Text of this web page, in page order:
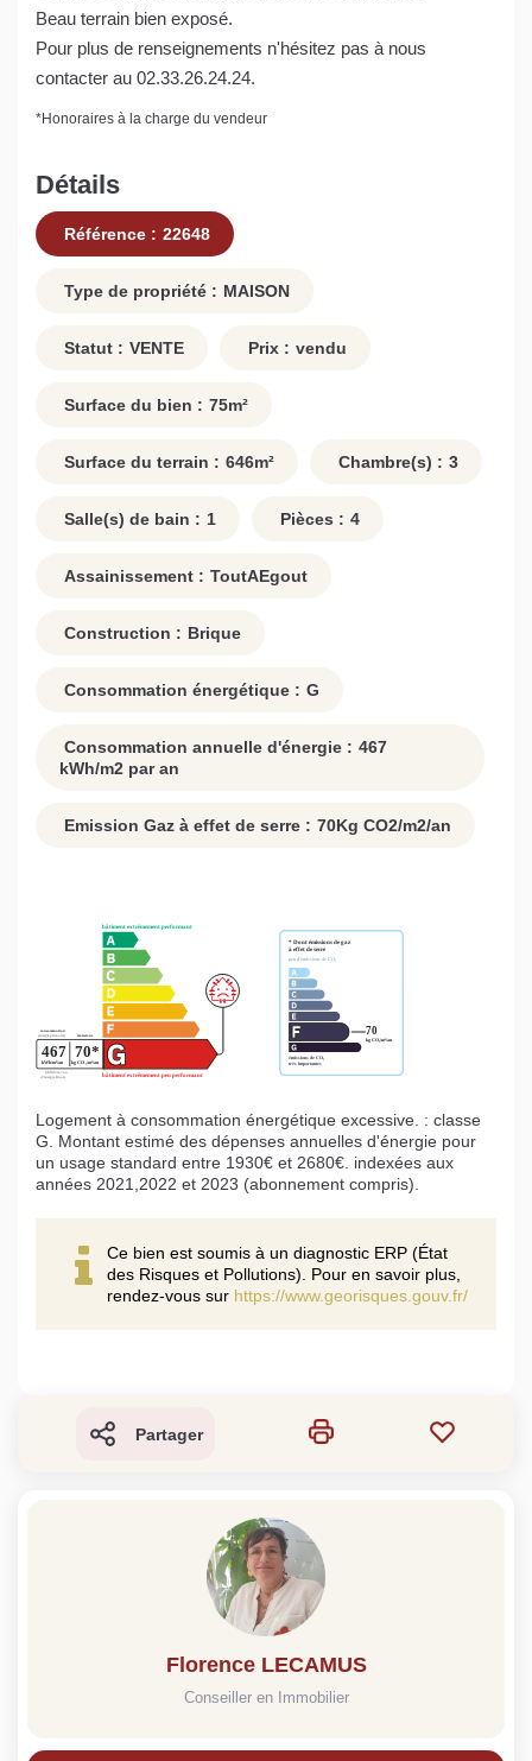
Beau terrain bien exposé.
Pour plus de renseignements n'hésitez pas à nous
contacter au 02.33.26.24.24.
*Honoraires à la charge du vendeur
Détails
Référence : 22648
Type de propriété : MAISON
Statut : VENTE Prix : vendu
Surface du bien : 75m²
Surface du terrain : 646m² Chambre(s) : 3
Salle(s) de bain : 1 Pièces : 4
Assainissement : ToutAEgout
Construction : Brique
Consommation énergétique : G
Consommation annuelle d'énergie : 467
kWh/m2 par an
Emission Gaz à effet de serre : 70Kg CO2/m2/an
Logement à consommation énergétique excessive. : classe
G. Montant estimé des dépenses annuelles d'énergie pour
un usage standard entre 1930€ et 2680€. indexées aux
années 2021,2022 et 2023 (abonnement compris).
Ce bien est soumis à un diagnostic ERP (État
des Risques et Pollutions). Pour en savoir plus,
rendez-vous sur https://www.georisques.gouv.fr/
Partager
Florence LECAMUS
Conseiller en Immobilier